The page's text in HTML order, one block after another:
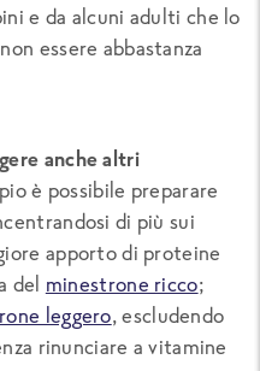
e da alcuni adulti che lo
essere abbastanza
anche altri
è possibile preparare
di più sui
apporto di proteine
del minestrone ricco;
leggero, escludendo
rinunciare a vitamine